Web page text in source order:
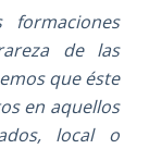
de las
que éste
en aquellos
local o